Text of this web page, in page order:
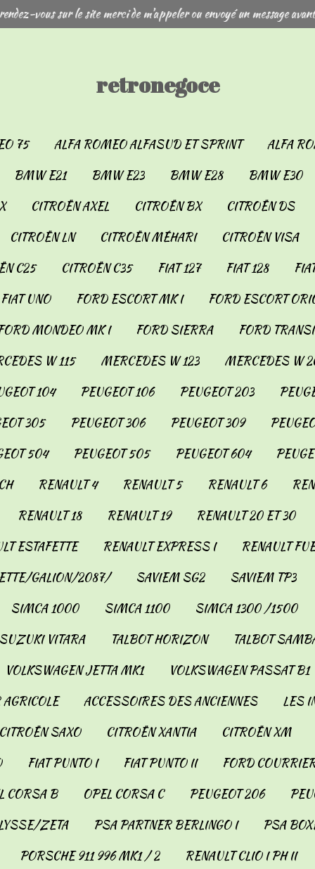
vous sur le site merci de m'appeler ou envoyé un message
retronegoce
75 ALFA ROMEO ALFASUD ET SPRINT
ALFA
BMW E21 BMW E23 BMW E28
BMW E30
CITROËN AXEL CITROËN BX
CITROËN DS
CITROËN LN CITROËN MÉHARI
CITROËN VISA
C25 CITROËN C35 FIAT 127 FIAT 128
FIAT UNO FORD ESCORT MK I
FORD ESCORT
MONDEO MK I FORD SIERRA
FORD
W 115 MERCEDES W 123
MERCEDES W
104 PEUGEOT 106 PEUGEOT 203
305 PEUGEOT 306 PEUGEOT 309
504 PEUGEOT 505 PEUGEOT 604
RENAULT 4 RENAULT 5 RENAULT 6
RENAULT 18 RENAULT 19
RENAULT 20 ET 30
ESTAFETTE RENAULT EXPRESS I
RENAULT
GALION/2087/
SAVIEM SG2
SAVIEM TP3
SIMCA 1000 SIMCA 1100
SIMCA 1300 /1500
SUZUKI VITARA TALBOT HORIZON
TALBOT
VOLKSWAGEN JETTA MK1
VOLKSWAGEN PASSAT B1
AGRICOLE ACCESSOIRES DES ANCIENNES
LES
CITROËN SAXO CITROËN XANTIA
CITROËN XM
FIAT PUNTO I FIAT PUNTO II
FORD
CORSA B OPEL CORSA C PEUGEOT 206
ZETA
PSA PARTNER BERLINGO I
PSA
PORSCHE 911 996 MK1 / 2
RENAULT CLIO I PH II